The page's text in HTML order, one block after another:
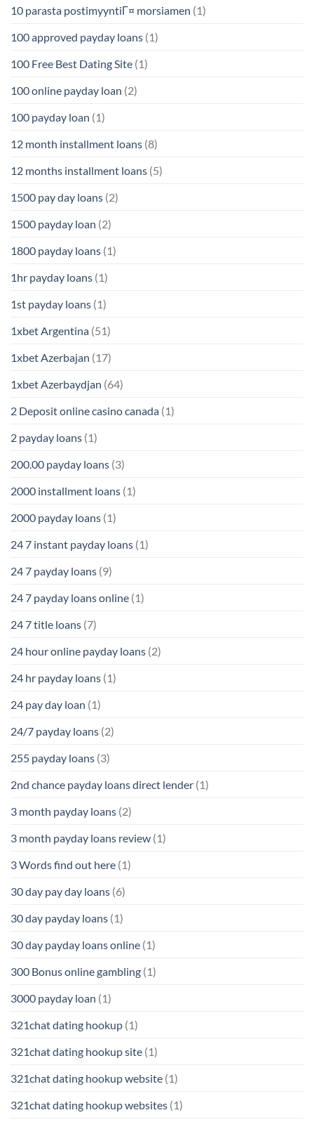
10 parasta postimyyntiГ¤ morsiamen (1)
100 approved payday loans (1)
100 Free Best Dating Site (1)
100 online payday loan (2)
100 payday loan (1)
12 month installment loans (8)
12 months installment loans (5)
1500 pay day loans (2)
1500 payday loan (2)
1800 payday loans (1)
1hr payday loans (1)
1st payday loans (1)
1xbet Argentina (51)
1xbet Azerbajan (17)
1xbet Azerbaydjan (64)
2 Deposit online casino canada (1)
2 payday loans (1)
200.00 payday loans (3)
2000 installment loans (1)
2000 payday loans (1)
24 7 instant payday loans (1)
24 7 payday loans (9)
24 7 payday loans online (1)
24 7 title loans (7)
24 hour online payday loans (2)
24 hr payday loans (1)
24 pay day loan (1)
24/7 payday loans (2)
255 payday loans (3)
2nd chance payday loans direct lender (1)
3 month payday loans (2)
3 month payday loans review (1)
3 Words find out here (1)
30 day pay day loans (6)
30 day payday loans (1)
30 day payday loans online (1)
300 Bonus online gambling (1)
3000 payday loan (1)
321chat dating hookup (1)
321chat dating hookup site (1)
321chat dating hookup website (1)
321chat dating hookup websites (1)